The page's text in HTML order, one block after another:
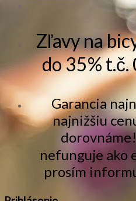
Zľavy na
do 35%
Garancia
najnižšiu
nefunguje ako
prosím